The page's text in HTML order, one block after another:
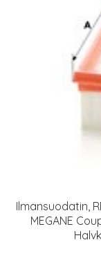
Ilmansuodatin,
MEGANE